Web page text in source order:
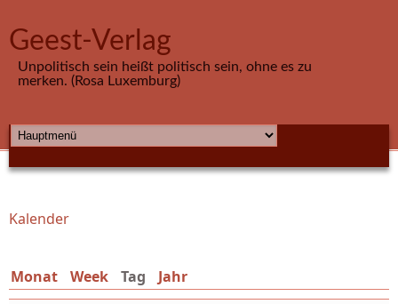
Geest-Verlag
Unpolitisch sein heißt politisch sein, ohne es zu
merken. (Rosa Luxemburg)
HAUPTMENÜ
Sie sind hier
Kalender
Monat Week Tag (aktiver Reiter)
Jahr